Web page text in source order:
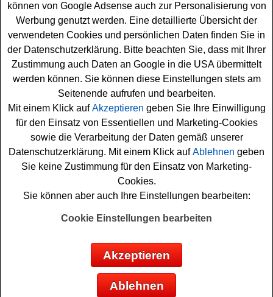
Ein tolles Patros Gewinnspiel mit Kassenbon für alle
Feta-Fans unter den Gewinnern. Gewinnen Sie eins von
insgesamt 500 griechischen Teller-Sets, die bei diesem
Patros Gewinnspiel verlost werden. Mit einem
Kassenbon von einer Patros Aktionspackung können Sie
an diesem tollen Patros Gewinnspiel teilnehmen und
sich die Chance sichern. Dafür müssen Sie nur im
Aktionszeitraum ein Patros Aktionsprodukt kaufen und
Ihren Kassenbon hochladen. Damit sind Sie schon bei
dem Patros Gewinnspiel mit dabei. Jede Woche werden
bis zu 30 Teller-Sets verlost. Also schnell mitmachen und
mit etwas Glück das schöneGeschirr gewinnen.
Vielleicht haben Sie ja Glück? Auf jeden Fall sind die
Daumen schon einmal fest gedrückt!
500 griechische Teller Sets
Anzeige:
können von Google Adsense auch zur Personalisierung von
Werbung genutzt werden. Eine detaillierte Übersicht der
verwendeten Cookies und persönlichen Daten finden Sie in
der Datenschutzerklärung. Bitte beachten Sie, dass mit Ihrer
Zustimmung auch Daten an Google in die USA übermittelt
werden können. Sie können diese Einstellungen stets am
Seitenende aufrufen und bearbeiten.
Mit einem Klick aufAkzeptieren geben Sie Ihre Einwilligung
für den Einsatz von Essentiellen und Marketing-Cookies
sowie die Verarbeitung der Daten gemäß unserer
Datenschutzerklärung. Mit einem Klick aufAblehnen geben
Sie keine Zustimmung für den Einsatz von Marketing-
Cookies.
Sie können aber auch Ihre Einstellungen bearbeiten:
Cookie Einstellungen bearbeiten
Akzeptieren
Ablehnen